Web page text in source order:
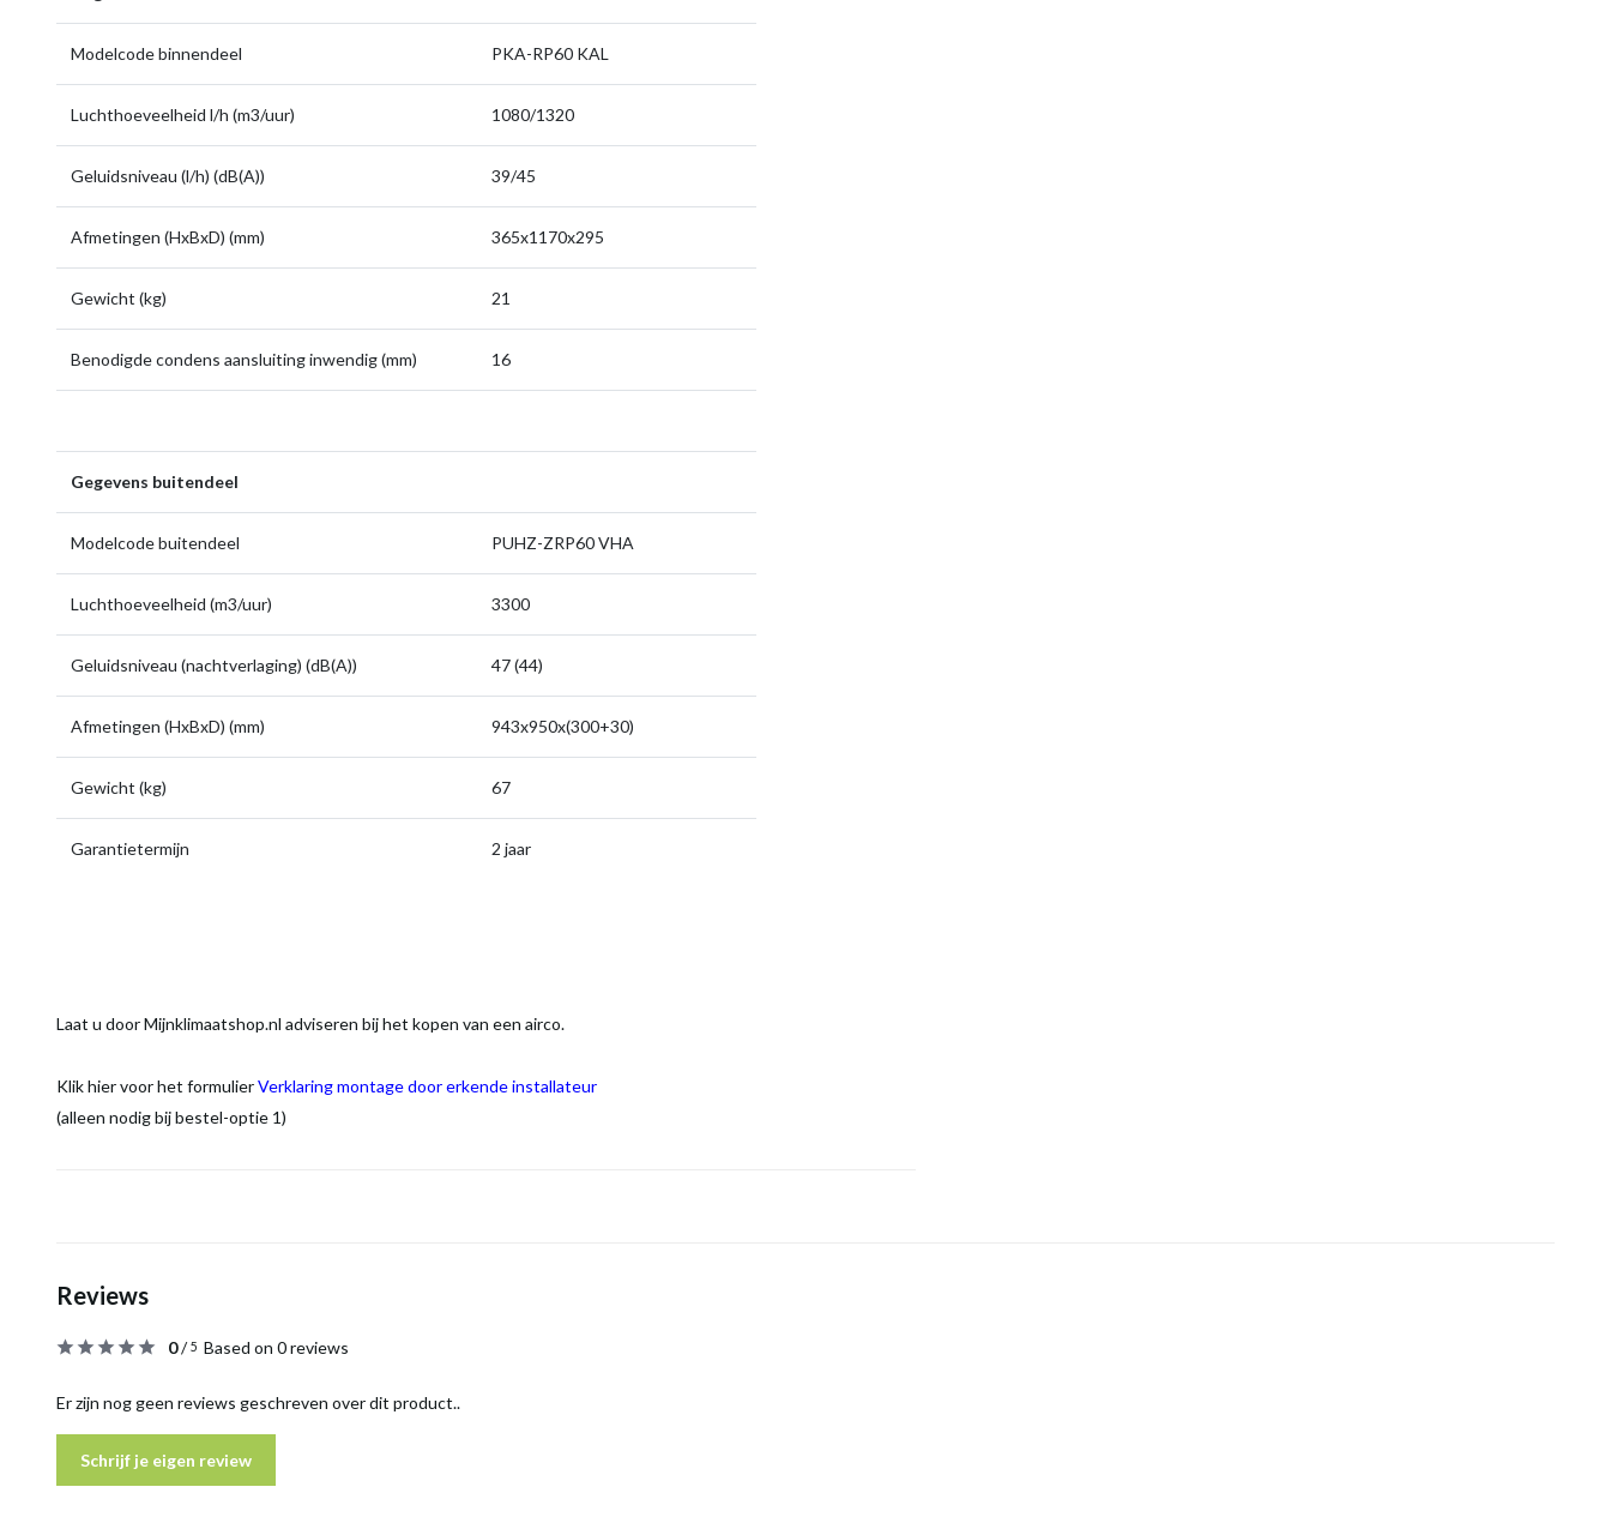
Modelcode binnendeel PKA-RP60 KAL
Luchthoeveelheid l/h (m3/uur) 1080/1320
Geluidsniveau (l/h) (dB(A)) 39/45
Afmetingen (HxBxD) (mm) 365x1170x295
Gewicht (kg) 21
Benodigde condens aansluiting inwendig (mm) 16
Gegevens buitendeel
Modelcode buitendeel PUHZ-ZRP60 VHA
Luchthoeveelheid (m3/uur) 3300
Geluidsniveau (nachtverlaging) (dB(A)) 47 (44)
Afmetingen (HxBxD) (mm) 943x950x(300+30)
Gewicht (kg) 67
Garantietermijn 2 jaar
Laat u door Mijnklimaatshop.nl adviseren bij het kopen van een airco.
Klik hier voor het formulierVerklaring montage door erkende installateur
(alleen nodig bij bestel-optie 1)
Reviews
0/5 Based on 0 reviews
Er zijn nog geen reviews geschreven over dit product..
Schrijf je eigen review